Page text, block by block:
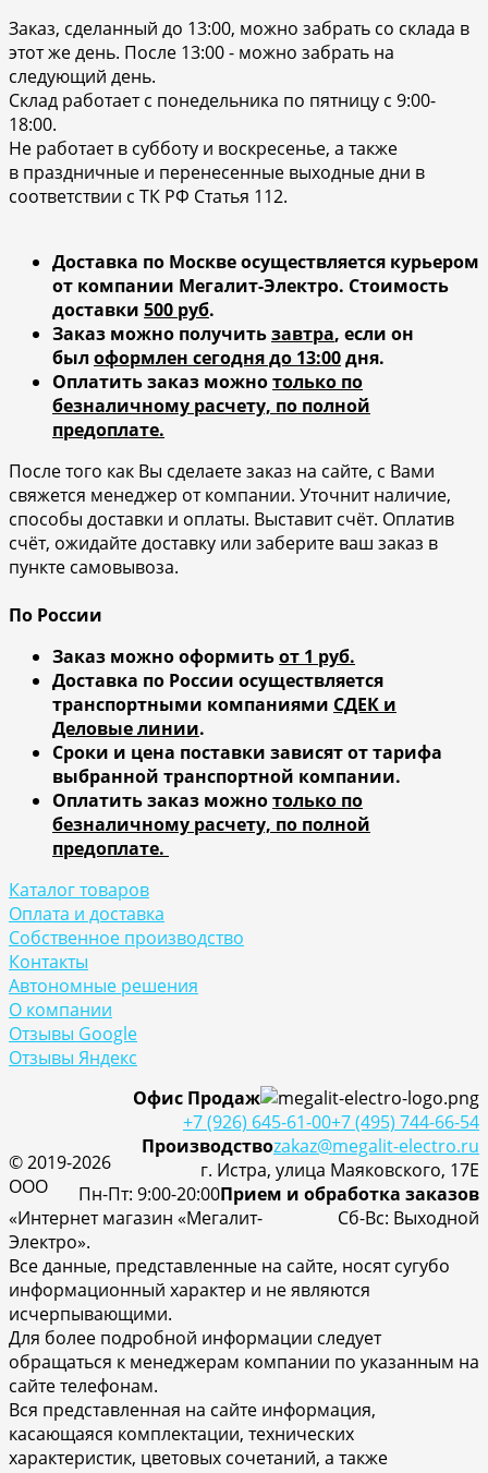
Заказ, сделанный до 13:00, можно забрать со склада в
этот же день. После 13:00 - можно забрать на
следующий день.
Склад работает с понедельника по пятницу с 9:00-
18:00.
Не работает в субботу и воскресенье, а также
в праздничные и перенесенные выходные дни в
соответствии с ТК РФ Статья 112.
Доставка по Москве осуществляется курьером
от компании Мегалит-Электро. Стоимость
доставки 500 руб.
Заказ можно получитьзавтра, если он
был оформлен сегодня до 13:00дня.
Оплатить заказ можнотолько по
безналичному расчету, по полной
предоплате.
После того как Вы сделаете заказ на сайте, с Вами
свяжется менеджер от компании. Уточнит наличие,
способы доставки и оплаты. Выставит счёт. Оплатив
счёт, ожидайте доставку или заберите ваш заказ в
пункте самовывоза.
По России
Заказ можно оформитьот 1 руб.
Доставка по России осуществляется
транспортными компаниями СДЕК и
Деловые линии.
Сроки и цена поставки зависят от тарифа
выбранной транспортной компании.
Оплатить заказ можнотолько по
безналичному расчету, по полной
предоплате.
Каталог товаров
Оплата и доставка
Собственное производство
Контакты
Автономные решения
О компании
Отзывы Google
Отзывы Яндекс
Офис Продаж
+7 (495) 744-66-54
+7 (926) 645-61-00
zakaz@megalit-electro.ru
Производство
г. Истра, улица Маяковского, 17Е
Прием и обработка заказов
Пн-Пт: 9:00-20:00
Cб-Вс: Выходной
© 2019-2026
ООО
«Интернет магазин «Мегалит-
Электро».
Все данные, представленные на сайте, носят сугубо
информационный характер и не являются
исчерпывающими.
Для более подробной информации следует
обращаться к менеджерам компании по указанным на
сайте телефонам.
Вся представленная на сайте информация,
касающаяся комплектации, технических
характеристик, цветовых сочетаний, а также